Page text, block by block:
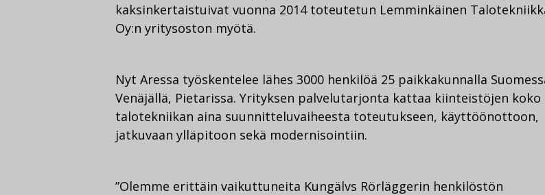
kaksinkertaistuivat vuonna 2014 toteutetun Lemminkäinen
Oy:n yritysoston myötä.
Nyt Aressa työskentelee lähes 3000 henkilöä 25 paikkakunnalla
Venäjällä, Pietarissa. Yrityksen palvelutarjonta kattaa kiinteistöjen koko
talotekniikan aina suunnitteluvaiheesta toteutukseen, käyttöönottoon,
jatkuvaan ylläpitoon sekä modernisointiin.
”Olemme erittäin vaikuttuneita Kungälvs Rörläggerin henkilöstön